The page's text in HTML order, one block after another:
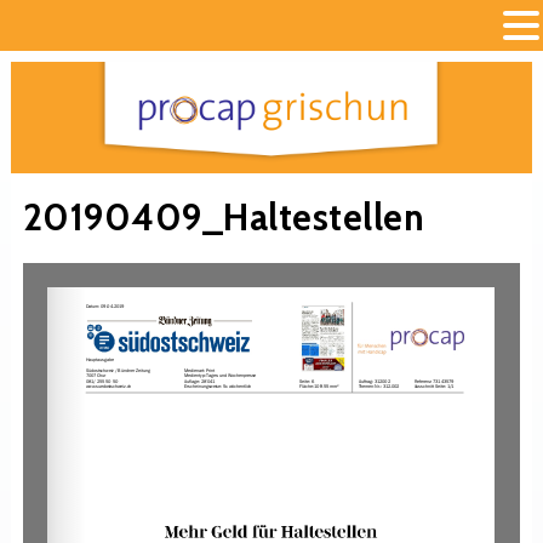
20190409_Haltestellen